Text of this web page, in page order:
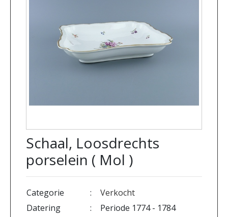
Schaal, Loosdrechts
porselein ( Mol )
Categorie :
Verkocht
Datering
:
Periode 1774 - 1784